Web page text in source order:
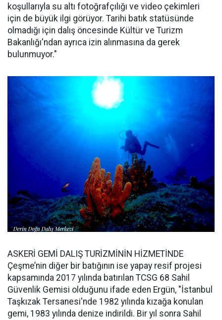
koşullarıyla su altı fotoğrafçılığı ve video çekimleri
için de büyük ilgi görüyor. Tarihi batık statüsünde
olmadığı için dalış öncesinde Kültür ve Turizm
Bakanlığı'ndan ayrıca izin alınmasına da gerek
bulunmuyor."
ASKERİ GEMİ DALIŞ TURİZMİNİN HİZMETİNDE
Çeşme’nin diğer bir batığının ise yapay resif projesi
kapsamında 2017 yılında batırılan TCSG 68 Sahil
Güvenlik Gemisi olduğunu ifade eden Ergün, "İstanbul
Taşkızak Tersanesi'nde 1982 yılında kızağa konulan
gemi, 1983 yılında denize indirildi. Bir yıl sonra Sahil